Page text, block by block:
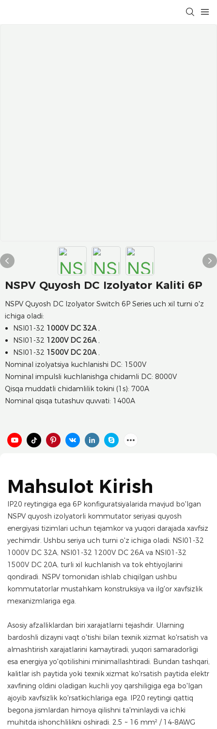
NSPV Quyosh DC Izolyator Kaliti 6P
NSPV Quyosh DC Izolyator Switch 6P Series uch xil turni o'z
ichiga oladi:
NSI01-32 1000V DC 32A,
NSI01-32 1200V DC 26A,
NSI01-32 1500V DC 20A,
Nominal izolyatsiya kuchlanishi DC: 1500V
Nominal impulsli kuchlanishga chidamli DC: 8000V
Qisqa muddatli chidamlilik tokini (1s): 700A
Nominal qisqa tutashuv quvvati: 1400A
Mahsulot Kirish
IP20 reytingiga ega 6P konfiguratsiyalarida mavjud bo'lgan
NSPV quyosh izolyatorli kommutator seriyasi quyosh
energiyasi tizimlari uchun tejamkor va yuqori darajada xavfsiz
yechimdir. Ushbu seriya uch turni o'z ichiga oladi: NSI01-32
1000V DC 32A, NSI01-32 1200V DC 26A va NSI01-32
1500V DC 20A, turli xil kuchlanish va tok ehtiyojlarini
qondiradi. NSPV tomonidan ishlab chiqilgan ushbu
kommutatorlar mustahkam konstruksiya va ilg'or xavfsizlik
mexanizmlariga ega.
Asosiy afzalliklardan biri xarajatlarni tejashdir. Ularning
bardoshli dizayni vaqt o'tishi bilan texnik xizmat ko'rsatish va
almashtirish xarajatlarini kamaytiradi, yuqori samaradorligi
esa energiya yo'qotilishini minimallashtiradi. Bundan tashqari,
kalitlar ish paytida yoki texnik xizmat ko'rsatish paytida elektr
xavfining oldini oladigan kuchli yoy qarshiligiga ega bo'lgan
ajoyib xavfsizlik ko'rsatkichlariga ega. IP20 reytingi qattiq
begona jismlardan himoya qilishni ta'minlaydi va ichki
muhitda ishonchlilikni oshiradi. 2,5 ~ 16 mm² / 14-8AWG